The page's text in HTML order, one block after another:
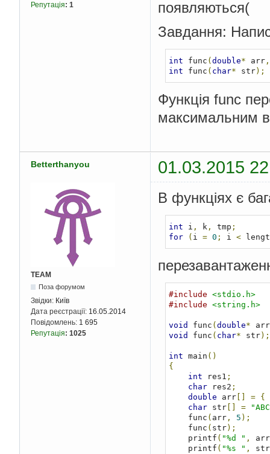
Репутація: 1
появляються(
Завдання:
int func ( double* arr,
int func ( char* str);
Функція func
максимальним
Betterthanyou 01.03.2015
TEAM
Поза форумом
Звідки: Київ
Дата реєстрації: 16.05.2014
Повідомлень: 1 695
Репутація: 1025
В функціях є
int i , k , tmp ;
for
( i = 0 ; i <
#include <stdio.h>
#include <string.h>
void func ( double* arr
void
func ( char* str);
int main ()
{
int res1 ;
char res2 ;
double arr[] = {
char str[] =
    func
( arr, 5 );
    func
( str);
    printf
( "%d " , arr
    printf
( "%s " , str